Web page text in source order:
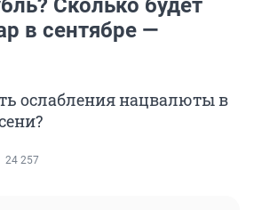
Сколько будет
в сентябре —
ослабления нацвалюты в
24 257